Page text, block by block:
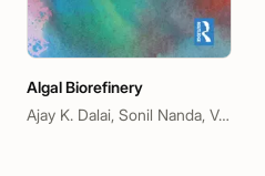
Algal Biorefinery
Ajay K. Dalai, Sonil Nanda, Vaibhav V. Goud, Venu Babu Borugadda